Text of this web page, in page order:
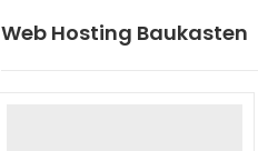
Web Hosting Baukasten